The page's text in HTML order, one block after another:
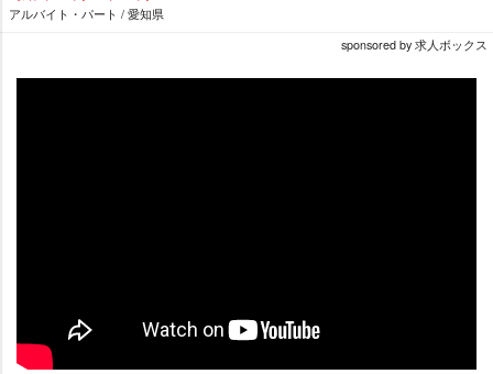
アルバイト・パート / 愛知県
sponsored by 求人ボックス